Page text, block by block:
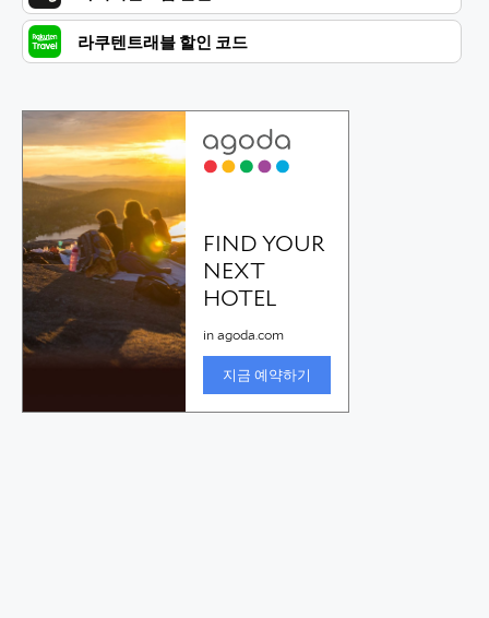
라쿠텐트래블 할인 코드